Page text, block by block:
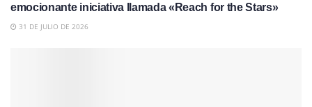
emocionante iniciativa llamada «Reach for the Stars»
31 DE JULIO DE 2026